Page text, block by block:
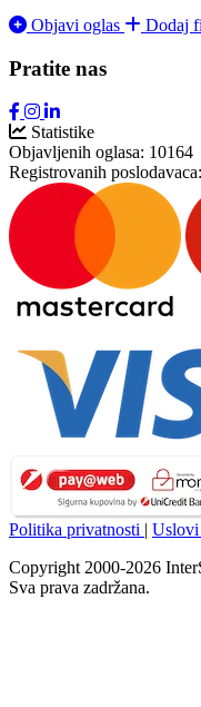
Objavi oglas Dodaj
Pratite nas
Statistike
Objavljenih oglasa: 10164
Registrovanih poslodavaca:
Politika privatnosti | Uslovi
Copyright 2000-2026
Sva prava zadržana.